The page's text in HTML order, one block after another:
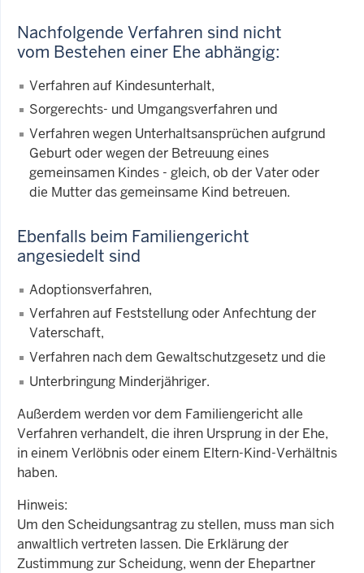
Nachfolgende Verfahren sind nicht
vom Bestehen einer Ehe abhängig:
Verfahren auf Kindesunterhalt,
Sorgerechts- und Umgangsverfahren und
Verfahren wegen Unterhaltsansprüchen aufgrund
Geburt oder wegen der Betreuung eines
gemeinsamen Kindes - gleich, ob der Vater oder
die Mutter das gemeinsame Kind betreuen.
Ebenfalls beim Familiengericht
angesiedelt sind
Adoptionsverfahren,
Verfahren auf Feststellung oder Anfechtung der
Vaterschaft,
Verfahren nach dem Gewaltschutzgesetz und die
Unterbringung Minderjähriger.
Außerdem werden vor dem Familiengericht alle
Verfahren verhandelt, die ihren Ursprung in der Ehe,
in einem Verlöbnis oder einem Eltern-Kind-Verhältnis
haben.
Hinweis:
Um den Scheidungsantrag zu stellen, muss man sich
anwaltlich vertreten lassen. Die Erklärung der
Zustimmung zur Scheidung, wenn der Ehepartner